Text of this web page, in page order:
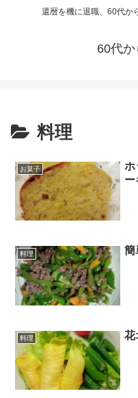
還暦を機に退職、60代か
60代
料理
お菓子
ホ
ー
料理 簡
料理 花